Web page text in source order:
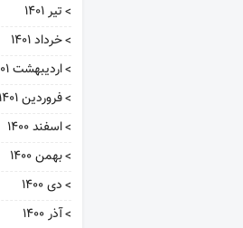
تیر ۱۴۰۱
خرداد ۱۴۰۱
اردیبهشت ۱۴۰۱
فروردین ۱۴۰۱
اسفند ۱۴۰۰
بهمن ۱۴۰۰
دی ۱۴۰۰
آذر ۱۴۰۰